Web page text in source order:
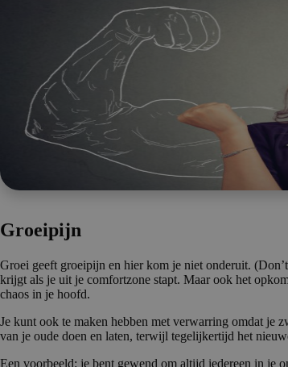
Groeipijn
Groei geeft groeipijn en hier kom je niet onderuit.
krijgt als je uit je comfortzone stapt. Maar ook het
chaos in je hoofd.
Je kunt ook te maken hebben met verwarring omdat je
van je oude doen en laten, terwijl tegelijkertijd het
Een voorbeeld: je bent gewend om altijd iedereen in je